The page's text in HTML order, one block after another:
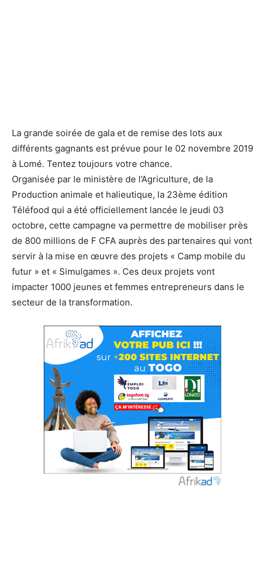
La grande soirée de gala et de remise des lots aux
différents gagnants est prévue pour le 02 novembre 2019
à Lomé. Tentez toujours votre chance.
Organisée par le ministère de l’Agriculture, de la
Production animale et halieutique, la 23ème édition
Téléfood qui a été officiellement lancée le jeudi 03
octobre, cette campagne va permettre de mobiliser près
de 800 millions de F CFA auprès des partenaires qui vont
servir à la mise en œuvre des projets « Camp mobile du
futur » et « Simulgames ». Ces deux projets vont
impacter 1000 jeunes et femmes entrepreneurs dans le
secteur de la transformation.